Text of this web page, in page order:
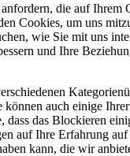
die auf Ihrem
Cookies, um uns
wie Sie mit uns
und Ihre
können auch einige
dass das Blockieren
auf Ihre Erfahrung auf
kann, die wir